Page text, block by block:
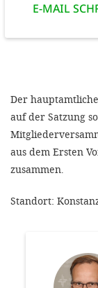
E-MAIL
Der
auf der Satzung
aus dem Ersten
zusammen.
Standort: